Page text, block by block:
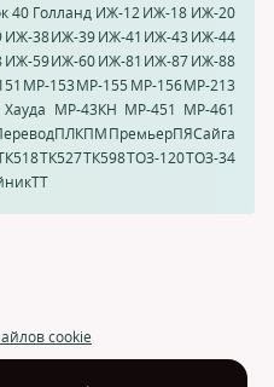
40 Голланд ИЖ-12 ИЖ-18 ИЖ-20
ИЖ-38ИЖ-39ИЖ-41 ИЖ-43 ИЖ-44
ИЖ-59ИЖ-60ИЖ-81 ИЖ-87ИЖ-88
МР-153МР-155 МР-156МР-213
МР-43КН МР-451 МР-461
ПЛКПМПремьерПЯСайга
ТК527ТК598ТОЗ-120ТОЗ-34
ТТ
cookie